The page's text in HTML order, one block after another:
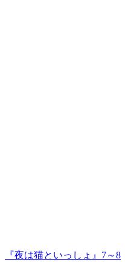
『夜は猫といっしょ』7～8